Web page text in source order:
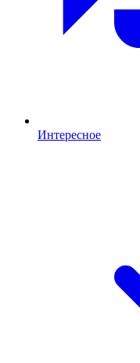
Интересное